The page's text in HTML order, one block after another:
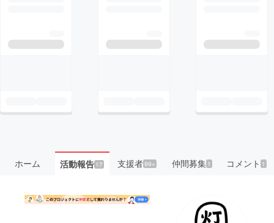
ホーム 活動報告17 支援者99+ 仲間募集 1 コメント 1